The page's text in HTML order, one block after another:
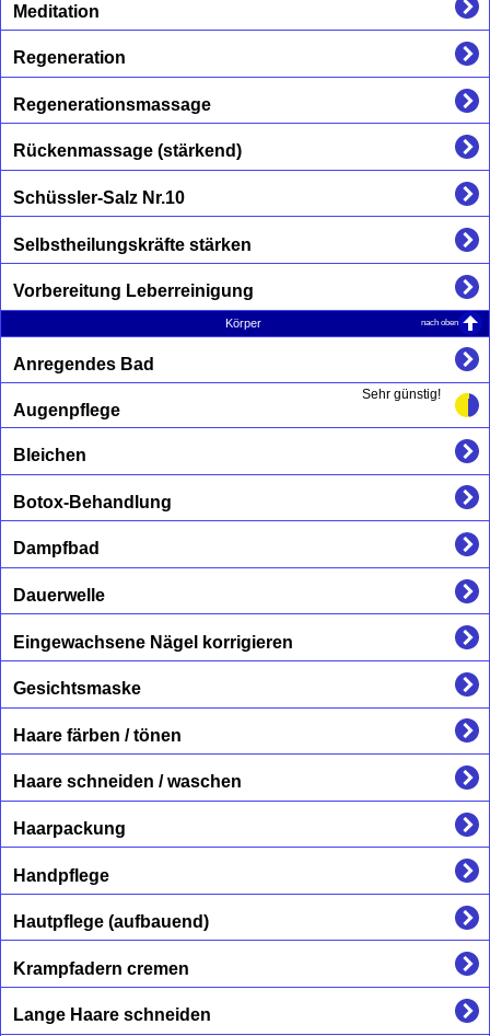
Meditation
Regeneration
Regenerationsmassage
Rückenmassage (stärkend)
Schüssler-Salz Nr.10
Selbstheilungskräfte stärken
Vorbereitung Leberreinigung
Körper nach oben
Anregendes Bad
Sehr günstig!
Augenpflege
Bleichen
Botox-Behandlung
Dampfbad
Dauerwelle
Eingewachsene Nägel korrigieren
Gesichtsmaske
Haare färben / tönen
Haare schneiden / waschen
Haarpackung
Handpflege
Hautpflege (aufbauend)
Krampfadern cremen
Lange Haare schneiden